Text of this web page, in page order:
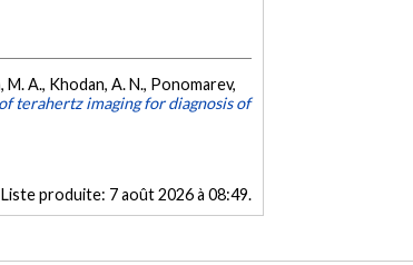
M. A., Khodan, A. N., Ponomarev,
terahertz imaging for diagnosis of
Liste produite: 7 août 2026 à 08:49.